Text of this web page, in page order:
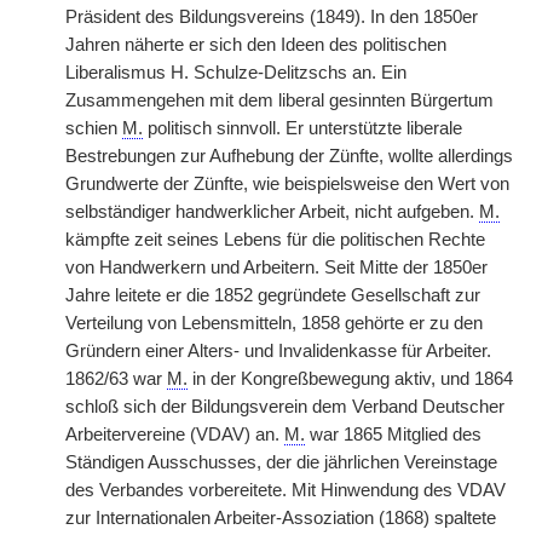
Präsident des Bildungsvereins (1849). In den 1850er
Jahren näherte er sich den Ideen des politischen
Liberalismus H. Schulze-Delitzschs an. Ein
Zusammengehen mit dem liberal gesinnten Bürgertum
schien M. politisch sinnvoll. Er unterstützte liberale
Bestrebungen zur Aufhebung der Zünfte, wollte allerdings
Grundwerte der Zünfte, wie beispielsweise den Wert von
selbständiger handwerklicher Arbeit, nicht aufgeben. M.
kämpfte zeit seines Lebens für die politischen Rechte
von Handwerkern und Arbeitern. Seit Mitte der 1850er
Jahre leitete er die 1852 gegründete Gesellschaft zur
Verteilung von Lebensmitteln, 1858 gehörte er zu den
Gründern einer Alters- und Invalidenkasse für Arbeiter.
1862/63 war M. in der Kongreßbewegung aktiv, und 1864
schloß sich der Bildungsverein dem Verband Deutscher
Arbeitervereine (VDAV) an. M. war 1865 Mitglied des
Ständigen Ausschusses, der die jährlichen Vereinstage
des Verbandes vorbereitete. Mit Hinwendung des VDAV
zur Internationalen Arbeiter-Assoziation (1868) spaltete